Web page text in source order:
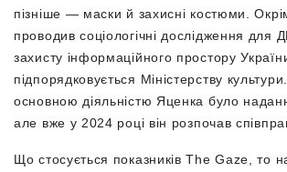
пізніше — маски й захисні костюми.
проводив соціологічні дослідження для
захисту інформаційного простору
підпорядковується Міністерству
основною діяльністю Яценка було
але вже у 2024 році він розпочав
Що стосується показників The Gaze, то